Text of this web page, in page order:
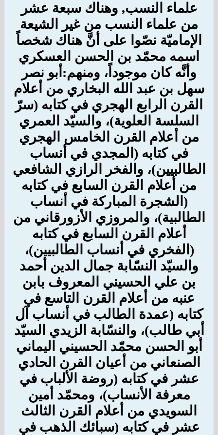
علماء النسب, وهناك سبعة عشر
من علماء النسب من غير الشيعة
الإماميّة نصّوا على أنَّ هناك شخصاً
اسمه محمّد بن الحسن العسكري
وأنَّه كان موجوداً، ومنهم:أبو نصر
سهل بن عبد الله البخاري من أعلام
القرن الرابع الهجري في كتابه (سرّ
السلسة العلوية)، والسيّد العمري
من أعلام القرن الخامس الهجري
في كتابه (المجدي في أنساب
الطالبيين)، والفخر الرازي الشافعي
من أعلام القرن السابع في كتابه
(الشجرة المباركة في أنساب
الطالبية)، والمروزي الأزورقاني من
أعلام القرن السابع في كتابه
(الفخري في أنساب الطالبيين)،
والسيّد النسّابة جمال الدين أحمد
بن علي الحسيني المعروف بابن
عنبه من أعلام القرن التاسع في
كتابه (عمدة الطالب في أنساب آل
أبي طالب)، والنسّابة الزيدي السيّد
أبو الحسن محمّد الحسيني اليماني
الصنعاني من أعيان القرن الحادي
عشر في كتابه (روضة الألباب في
معرفة الأنساب)، ومحمّد أمين
السويدي من أعلام القرن الثالث
عشر في كتابه (سبائك الذهب في